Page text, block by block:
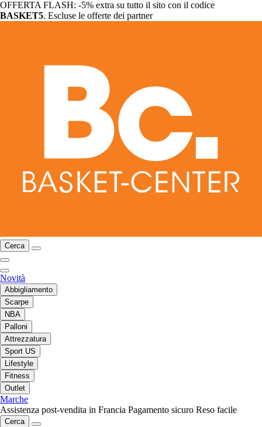
OFFERTA FLASH: -5% extra su tutto il sito con il codice
BASKET5. Escluse le offerte dei partner
Cerca
Novità
Abbigliamento
Scarpe
NBA
Palloni
Attrezzatura
Sport US
Lifestyle
Fitness
Outlet
Marche
Assistenza post-vendita in Francia Pagamento sicuro Reso facile
Cerca